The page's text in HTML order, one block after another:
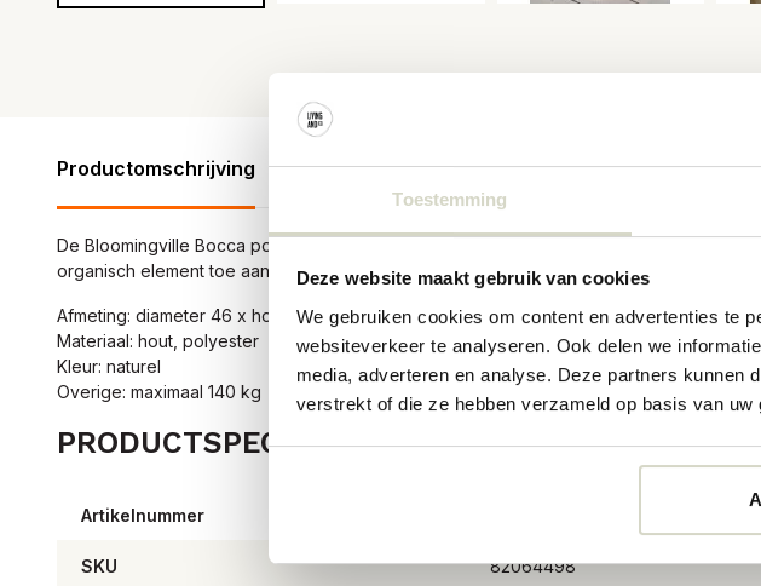
Toestemming
Deze website maakt gebruik van cookies
We gebruiken cookies om content en advertenties te
websiteverkeer te analyseren. Ook delen we
media, adverteren en analyse. Deze partners kunnen
verstrekt of die ze hebben verzameld op basis van
Productomschrijving Productspecificaties Reviews
De Bloomingville Bocca poef is geïnspireerd op paddenstoelen uit de natuur en voegt
organisch element toe aan elke kamer. Afmeting Ø46x38cm
Afmeting: diameter 46 x hoogte 38cm
Materiaal: hout, polyester
Kleur: naturel
Overige: maximaal 140 kg
PRODUCTSPECIFICATIES
Artikelnummer
SKU 82064498